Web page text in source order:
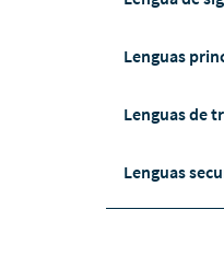
Lenguas
Lenguas de
Lenguas